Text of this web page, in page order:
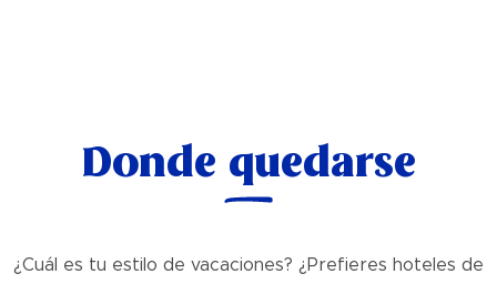
Donde quedarse
¿Cuál es tu estilo de vacaciones? ¿Prefieres hoteles de